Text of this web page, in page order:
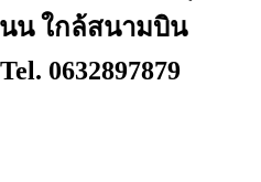
น ใกล้สนามบิน
0632897879